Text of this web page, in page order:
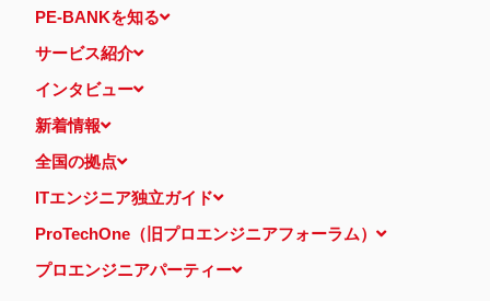
PE-BANKを知る
サービス紹介
インタビュー
新着情報
全国の拠点
ITエンジニア独立ガイド
ProTechOne（旧プロエンジニアフォーラム）
プロエンジニアパーティー